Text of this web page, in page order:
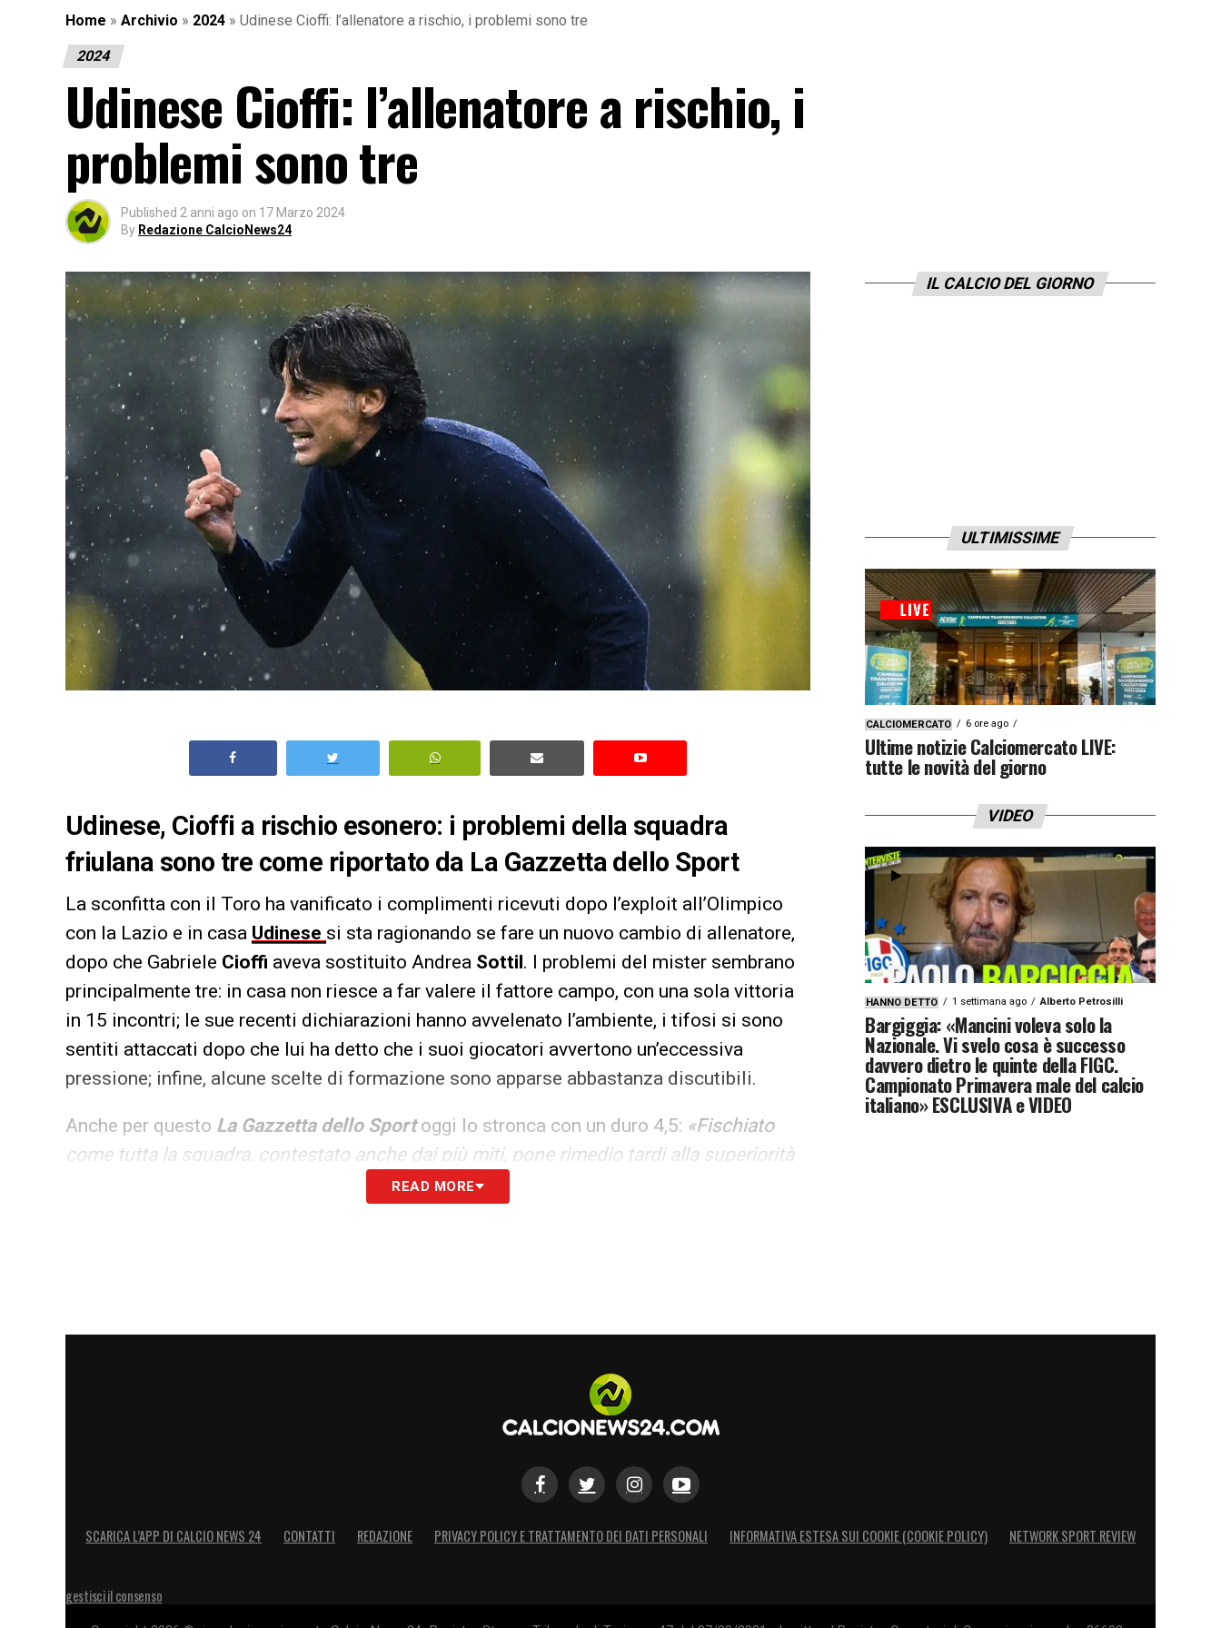
Home » Archivio » 2024 » Udinese Cioffi: l’allenatore a rischio, i problemi sono tre
2024
Udinese Cioffi: l’allenatore a rischio, i
problemi sono tre
Published 2 anni ago on 17 Marzo 2024
By Redazione CalcioNews24
Udinese, Cioffi a rischio esonero: i problemi della squadra
friulana sono tre come riportato da La Gazzetta dello Sport
La sconfitta con il Toro ha vanificato i complimenti ricevuti dopo l’exploit all’Olimpico
con la Lazio e in casa Udinese si sta ragionando se fare un nuovo cambio di allenatore,
dopo che Gabriele Cioffi aveva sostituito Andrea Sottil. I problemi del mister sembrano
principalmente tre: in casa non riesce a far valere il fattore campo, con una sola vittoria
in 15 incontri; le sue recenti dichiarazioni hanno avvelenato l’ambiente, i tifosi si sono
sentiti attaccati dopo che lui ha detto che i suoi giocatori avvertono un’eccessiva
pressione; infine, alcune scelte di formazione sono apparse abbastanza discutibili.
Anche per questo La Gazzetta dello Sportoggi lo stronca con un duro 4,5: «Fischiato
come tutta la squadra, contestato anche dai più miti, pone rimedio tardi alla superiorità
iniziale sul Torino. Onesto nell’ammettere alcuni errori, ma non c’è sintonia con
READ MORE
IL CALCIO DEL GIORNO
ULTIMISSIME
CALCIOMERCATO 6 ore ago
Ultime notizie Calciomercato LIVE:
tutte le novità del giorno
VIDEO
HANNO DETTO 1 settimana ago Alberto Petrosilli
Bargiggia: «Mancini voleva solo la
Nazionale. Vi svelo cosa è successo
davvero dietro le quinte della FIGC.
Campionato Primavera male del calcio
italiano» ESCLUSIVA e VIDEO
SCARICA L’APP DI CALCIO NEWS 24 CONTATTI REDAZIONE PRIVACY POLICY E TRATTAMENTO DEI DATI PERSONALI INFORMATIVA ESTESA SUI COOKIE (COOKIE POLICY) NETWORK SPORT REVIEW
gestisci il consenso